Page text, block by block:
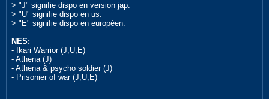
> "J" signifie dispo en version jap.
> "U" signifie dispo en us.
> "E" signifie dispo en européen.
NES:
- Ikari Warrior (J,U,E)
- Athena (J)
- Athena & psycho soldier (J)
- Prisonier of war (J,U,E)